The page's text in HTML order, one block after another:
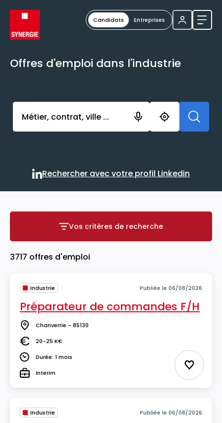
Candidats Entreprises
Offres d'emploi dans l'industrie
Activer l’élément pour lancer l’enregistrement.
Rechercher avec votre
Rechercher avec votre profil Linkedin
Vos critères de recherche
Vos critères de recherche
3717 offres d'emploi
Industrie Publiée le 06/08/2026
Préparateur de commandes F/H
Lieu Chanverrie - 85130
Salaire20-25 K€
DuréeDurée: 1 mois
TypeInterim Ajouter
Industrie Publiée le 06/08/2026